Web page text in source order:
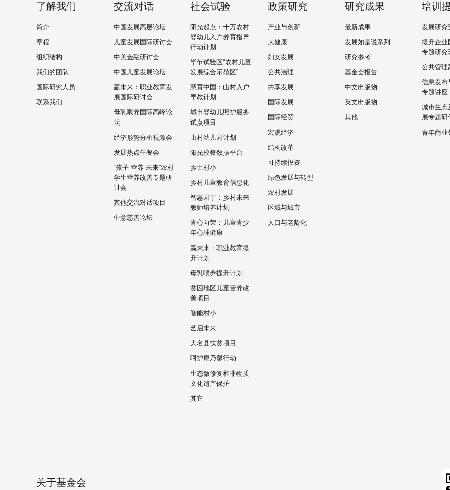
了解我们
简介
章程
组织结构
我们的团队
国际研究人员
联系我们
交流对话
中国发展高层论坛
儿童发展国际研讨会
中美金融研讨会
中国儿童发展论坛
赢未来：职业教育发
展国际研讨会
母乳喂养国际高峰论
坛
经济形势分析视频会
发展热点午餐会
“孩子 营养 未来”农村
学生营养改善专题研
讨会
其他交流对话项目
中意慈善论坛
社会试验
阳光起点：十万农村
婴幼儿入户养育指导
行动计划
毕节试验区“农村儿童
发展综合示范区”
慧育中国：山村入户
早教计划
城市婴幼儿照护服务
试点项目
山村幼儿园计划
阳光校餐数据平台
乡土村小
乡村儿童教育信息化
智惠园丁：乡村未来
教师培养计划
青心向荣：儿童青少
年心理健康
赢未来：职业教育提
升计划
母乳喂养提升计划
贫困地区儿童营养改
善项目
智能村小
艺启未来
大名县扶贫项目
呵护康乃馨行动
生态微修复和非物质
文化遗产保护
其它
政策研究
产业与创新
大健康
妇女发展
公共治理
共享发展
国际发展
国际经贸
宏观经济
结构改革
可持续投资
绿色发展与转型
农村发展
区域与城市
人口与老龄化
研究成果
最新成果
发展如是说系列
研究参考
基金会报告
中文出版物
英文出版物
其他
培训
发展研究
提升企业
专题研究
公共管理
信息发布
专题讲座
城市生态
展专题研
青年商业
关于基金会